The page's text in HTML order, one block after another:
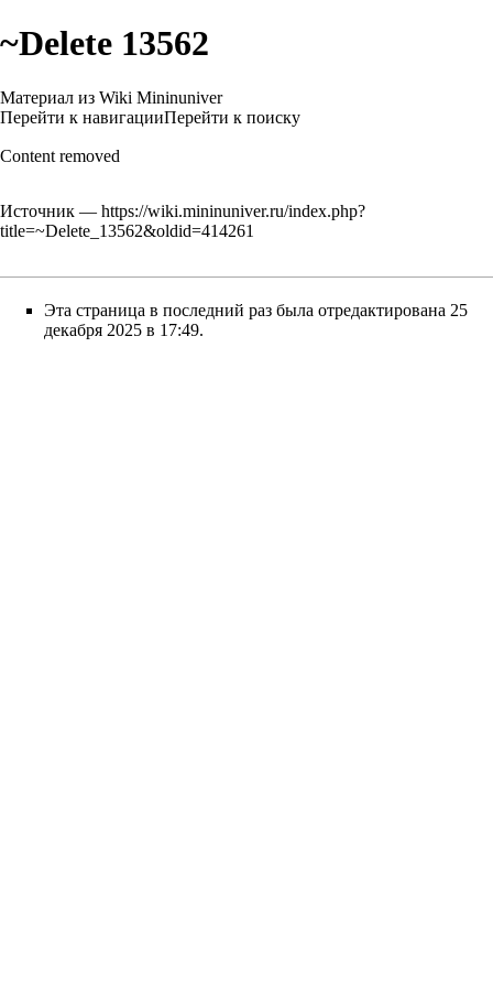
~Delete 13562
Материал из Wiki Mininuniver
Перейти к навигацииПерейти к поиску
Content removed
Источник — https://wiki.mininuniver.ru/index.php?
title=~Delete_13562&oldid=414261
Эта страница в последний раз была отредактирована 25
декабря 2025 в 17:49.